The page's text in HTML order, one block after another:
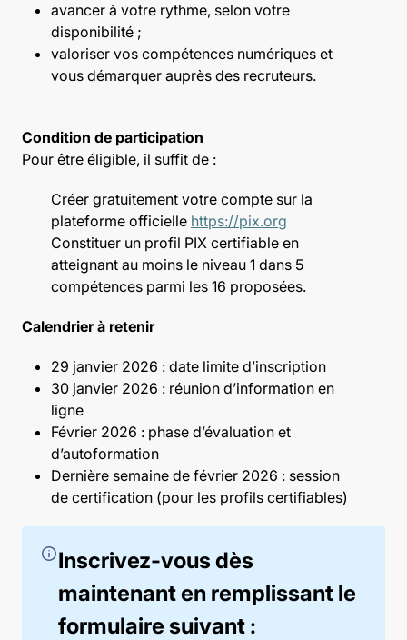
avancer à votre rythme, selon votre
disponibilité ;
valoriser vos compétences numériques et
vous démarquer auprès des recruteurs.
Condition de participation
Pour être éligible, il suffit de :
Créer gratuitement votre compte sur la
plateforme officielle https://pix.org
Constituer un profil PIX certifiable en
atteignant au moins le niveau 1 dans 5
compétences parmi les 16 proposées.
Calendrier à retenir
29 janvier 2026 : date limite d’inscription
30 janvier 2026 : réunion d’information en
ligne
Février 2026 : phase d’évaluation et
d’autoformation
Dernière semaine de février 2026 : session
de certification (pour les profils certifiables)
infoInscrivez-vous dès
maintenant en remplissant le
formulaire suivant :